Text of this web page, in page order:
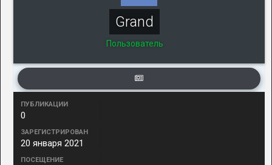
Grand
Пользователь
ПУБЛИКАЦИИ
0
ЗАРЕГИСТРИРОВАН
20 января 2021
ПОСЕЩЕНИЕ